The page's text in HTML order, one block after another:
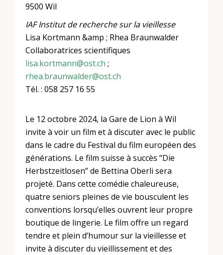
9500 Wil
IAF Institut de recherche sur la vieillesse
Lisa Kortmann &amp ; Rhea Braunwalder
Collaboratrices scientifiques
lisa.kortmann@ost.ch ;
rhea.braunwalder@ost.ch
Tél. : 058 257 16 55
Le 12 octobre 2024, la Gare de Lion à Wil
invite à voir un film et à discuter avec le public
dans le cadre du Festival du film européen des
générations. Le film suisse à succès “Die
Herbstzeitlosen” de Bettina Oberli sera
projeté. Dans cette comédie chaleureuse,
quatre seniors pleines de vie bousculent les
conventions lorsqu’elles ouvrent leur propre
boutique de lingerie. Le film offre un regard
tendre et plein d’humour sur la vieillesse et
invite à discuter du vieillissement et des